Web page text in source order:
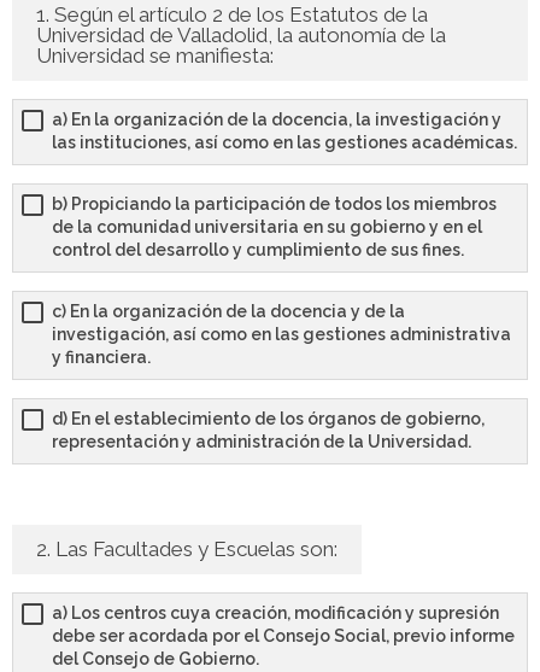
- - TEST de Auxiliar Administrativo DGA Aragón 2026
- - TEST de Administrativo DGA Aragón 2026
- - OPOSICIÓN Auxiliar Administrativo Universidad
Zaragoza Unizar - 2025
- Castilla-La Mancha
- - OPOSICIÓN Auxiliar Administrativo SESCAM – Libre –
2025
- - OPOSICIÓN Auxiliar de Enfermería TCAE SESCAM,
Castilla-La Mancha – Libre – 2025
- - OPOSICIÓN Celador SESCAM – Libre – 2025
- - OPOSICIÓN Cuerpo Auxiliar Administración General
- Comun. Madrid
1. Según el artículo 2 de los Estatutos de la
Universidad de Valladolid, la autonomía de la
Universidad se manifiesta:
a) En la organización de la docencia, la investigación y
las instituciones, así como en las gestiones académicas.
b) Propiciando la participación de todos los miembros
de la comunidad universitaria en su gobierno y en el
control del desarrollo y cumplimiento de sus fines.
c) En la organización de la docencia y de la
investigación, así como en las gestiones administrativa
y financiera.
d) En el establecimiento de los órganos de gobierno,
representación y administración de la Universidad.
2. Las Facultades y Escuelas son:
a) Los centros cuya creación, modificación y supresión
debe ser acordada por el Consejo Social, previo informe
del Consejo de Gobierno.